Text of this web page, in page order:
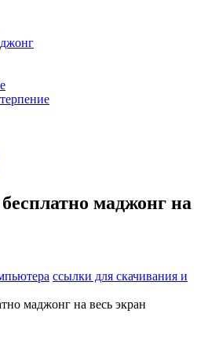
маджонг на
ссылки для скачивания и